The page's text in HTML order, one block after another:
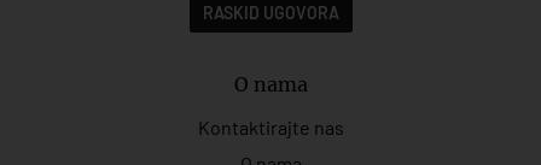
RASKID UGOVORA
O nama
Kontaktirajte nas